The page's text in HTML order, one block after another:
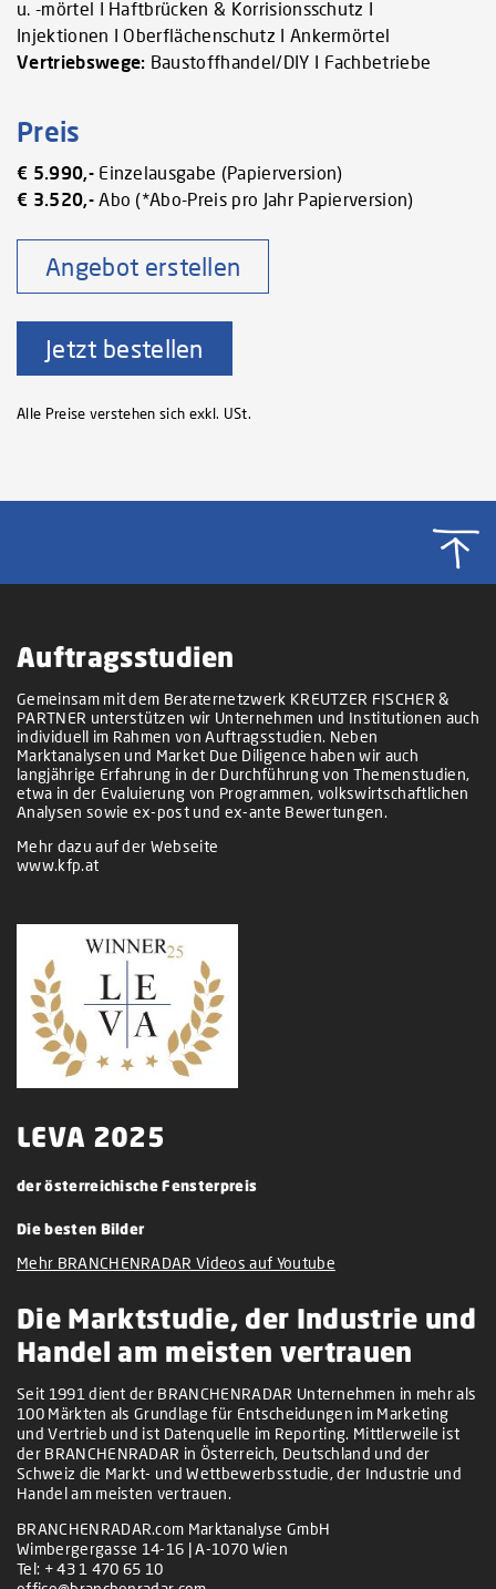
u. -mörtel I Haftbrücken & Korrisionsschutz I
Injektionen I Oberflächenschutz I Ankermörtel
Vertriebswege: Baustoffhandel/DIY I Fachbetriebe
Preis
€ 5.990,-Einzelausgabe (Papierversion)
€ 3.520,-Abo (*Abo-Preis pro Jahr Papierversion)
Angebot erstellen
Jetzt bestellen
Alle Preise verstehen sich exkl. USt.
Auftragsstudien
Gemeinsam mit dem Beraternetzwerk KREUTZER FISCHER &
PARTNER unterstützen wir Unternehmen und Institutionen auch
individuell im Rahmen von Auftragsstudien. Neben
Marktanalysen und Market Due Diligence haben wir auch
langjährige Erfahrung in der Durchführung von Themenstudien,
etwa in der Evaluierung von Programmen, volkswirtschaftlichen
Analysen sowie ex-post und ex-ante Bewertungen.
Mehr dazu auf der Webseite
www.kfp.at
LEVA 2025
der österreichische Fensterpreis
Die besten Bilder
Mehr BRANCHENRADAR Videos auf Youtube
Die Marktstudie, der Industrie und
Handel am meisten vertrauen
Seit 1991 dient der BRANCHENRADAR Unternehmen in mehr als
100 Märkten als Grundlage für Entscheidungen im Marketing
und Vertrieb und ist Datenquelle im Reporting. Mittlerweile ist
der BRANCHENRADAR in Österreich, Deutschland und der
Schweiz die Markt- und Wettbewerbsstudie, der Industrie und
Handel am meisten vertrauen.
BRANCHENRADAR.com Marktanalyse GmbH
Wimbergergasse 14-16 | A-1070 Wien
Tel: + 43 1 470 65 10